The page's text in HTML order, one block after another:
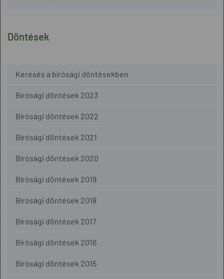
Döntések
Keresés a bírósági döntésekben
Bírósági döntések 2023
Bírósági döntések 2022
Bírósági döntések 2021
Bírósági döntések 2020
Bírósági döntések 2019
Bírósági döntések 2018
Bírósági döntések 2017
Bírósági döntések 2016
Bírósági döntések 2015